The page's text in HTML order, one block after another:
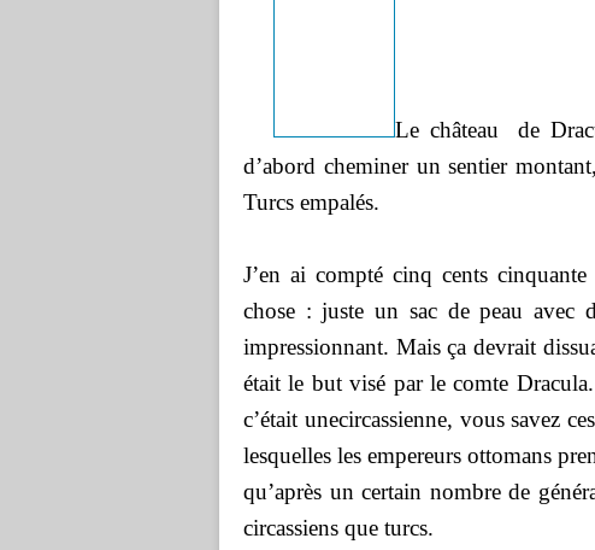
Le château
de
d’abord cheminer un sentier
Turcs empalés.
J’en ai compté cinq cents
chose : juste un sac de peau avec
impressionnant. Mais ça devrait
était le but visé par le comte
c’était unecircassienne, vous savez
lesquelles les empereurs ottomans
qu’après un certain nombre de
circassiens que turcs.